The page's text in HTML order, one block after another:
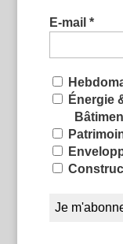
E-mail *
Énergie